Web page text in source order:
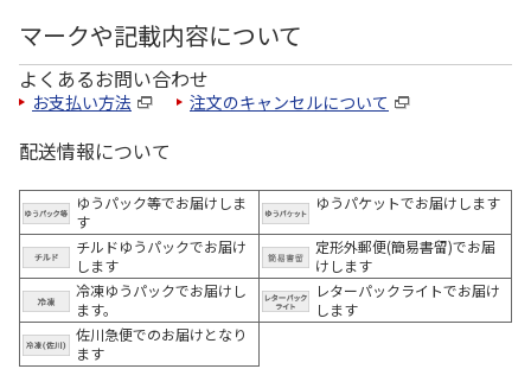
マークや記載内容について
よくあるお問い合わせ
お支払い方法 注文のキャンセルについて
配送情報について
ゆうパック等でお届けしま
す
ゆうパケットでお届けします
チルドゆうパックでお届け
します
定形外郵便(簡易書留)でお届
けします
冷凍ゆうパックでお届けし
ます。
レターパックライトでお届け
します
佐川急便でのお届けとなり
ます